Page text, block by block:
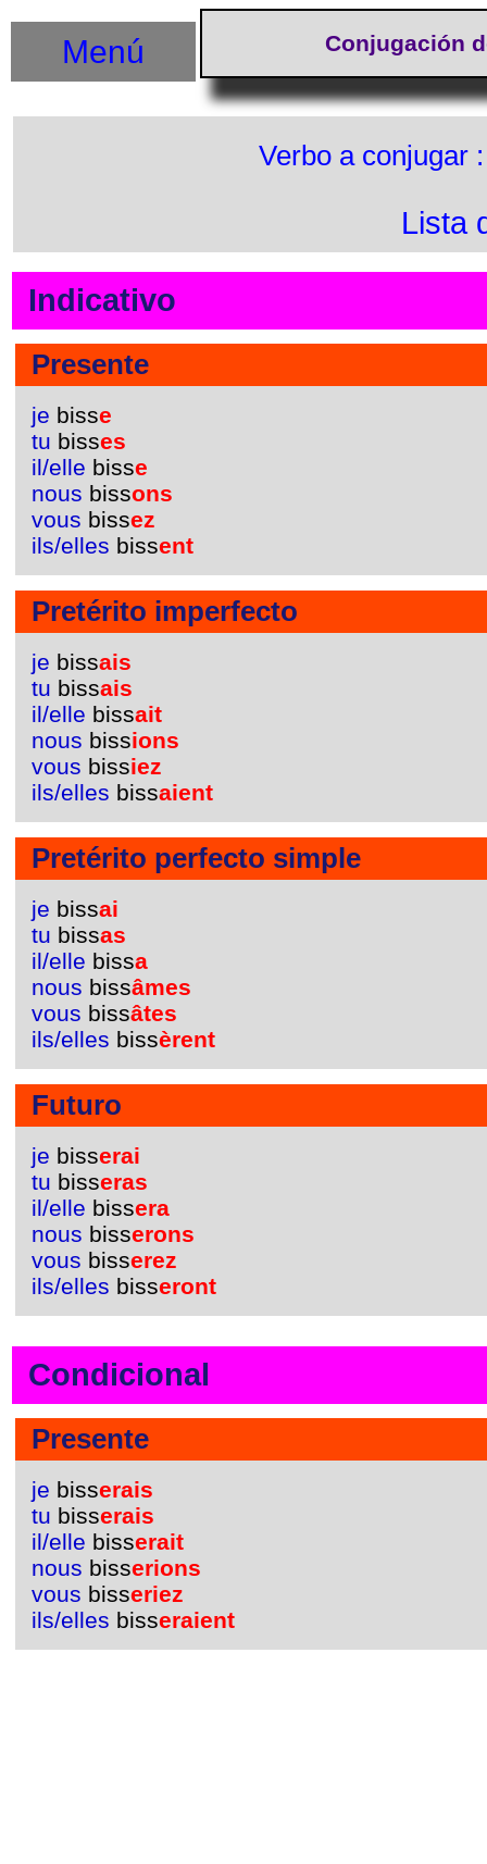
Conjugación
Menú
Verbo a conjugar
Lista
Indicativo
Presente
je bisse
tu bisses
il/elle bisse
nous bissons
vous bissez
ils/elles bissent
Pretérito imperfecto
je bissais
tu bissais
il/elle bissait
nous bissions
vous bissiez
ils/elles bissaient
Pretérito perfecto simple
je bissai
tu bissas
il/elle bissa
nous bissâmes
vous bissâtes
ils/elles bissèrent
Futuro
je bisserai
tu bisseras
il/elle bissera
nous bisserons
vous bisserez
ils/elles bisseront
Condicional
Presente
je bisserais
tu bisserais
il/elle bisserait
nous bisserions
vous bisseriez
ils/elles bisseraient